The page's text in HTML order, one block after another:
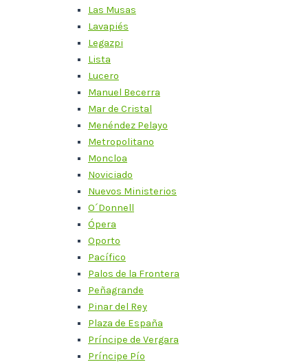
Las Musas
Lavapiés
Legazpi
Lista
Lucero
Manuel Becerra
Mar de Cristal
Menéndez Pelayo
Metropolitano
Moncloa
Noviciado
Nuevos Ministerios
O´Donnell
Ópera
Oporto
Pacífico
Palos de la Frontera
Peñagrande
Pinar del Rey
Plaza de España
Príncipe de Vergara
Príncipe Pío